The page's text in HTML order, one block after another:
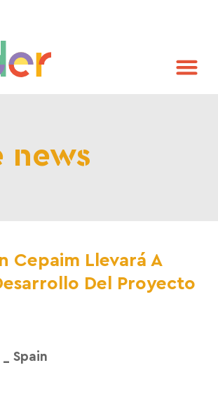
news
Cepaim Llevará A
Del Proyecto
_ Spain